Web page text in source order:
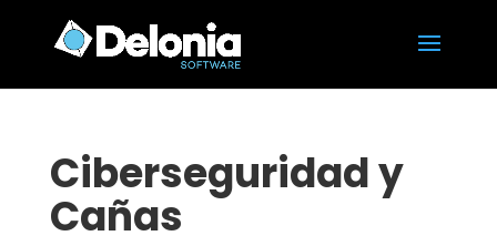
Ciberseguridad y
Cañas